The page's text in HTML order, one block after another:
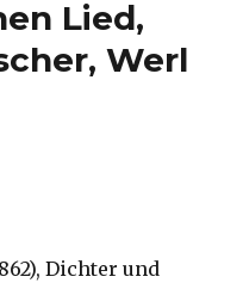
Lied,
Werl
Dichter und